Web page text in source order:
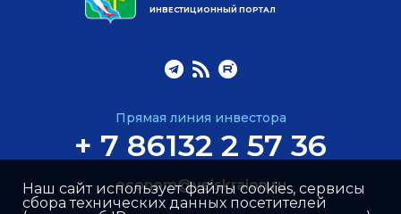
ИНВЕСТИЦИОННЫЙ ПОРТАЛ
Прямая линия инвестора
+ 7 86132 2 57 36
econom@yeiskraion.ru
Наш сайт использует файлы cookies, сервисы
сбора технических данных посетителей